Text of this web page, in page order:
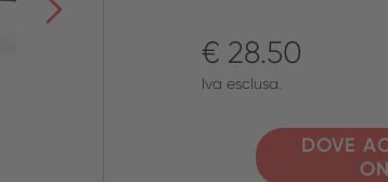
€ 28.50
Iva esclusa.
DOVE